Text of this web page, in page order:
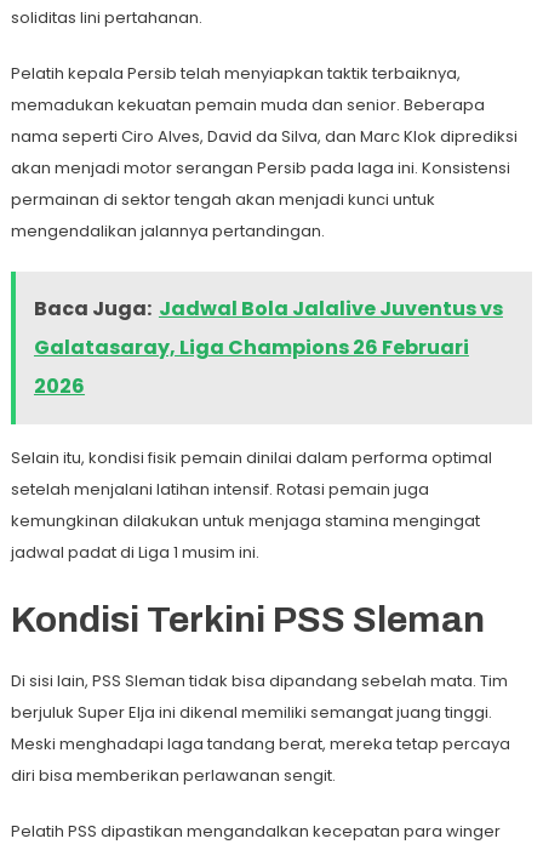
soliditas lini pertahanan.
Pelatih kepala Persib telah menyiapkan taktik terbaiknya,
memadukan kekuatan pemain muda dan senior. Beberapa
nama seperti Ciro Alves, David da Silva, dan Marc Klok diprediksi
akan menjadi motor serangan Persib pada laga ini. Konsistensi
permainan di sektor tengah akan menjadi kunci untuk
mengendalikan jalannya pertandingan.
Baca Juga: Jadwal Bola Jalalive Juventus vs
Galatasaray, Liga Champions 26 Februari
2026
Selain itu, kondisi fisik pemain dinilai dalam performa optimal
setelah menjalani latihan intensif. Rotasi pemain juga
kemungkinan dilakukan untuk menjaga stamina mengingat
jadwal padat di Liga 1 musim ini.
Kondisi Terkini PSS Sleman
Di sisi lain, PSS Sleman tidak bisa dipandang sebelah mata. Tim
berjuluk Super Elja ini dikenal memiliki semangat juang tinggi.
Meski menghadapi laga tandang berat, mereka tetap percaya
diri bisa memberikan perlawanan sengit.
Pelatih PSS dipastikan mengandalkan kecepatan para winger